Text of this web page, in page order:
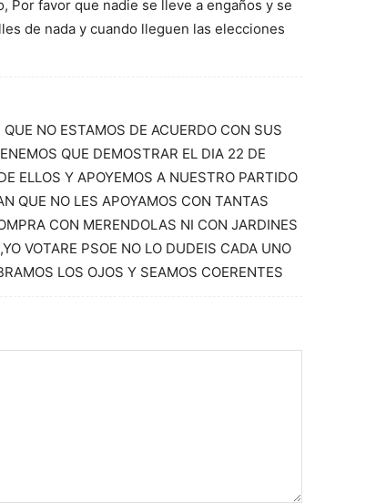
Por favor que nadie se lleve a engaños y se
de nada y cuando lleguen las elecciones
NO ESTAMOS DE ACUERDO CON SUS
QUE DEMOSTRAR EL DIA 22 DE
ELLOS Y APOYEMOS A NUESTRO PARTIDO
QUE NO LES APOYAMOS CON TANTAS
CON MERENDOLAS NI CON JARDINES
VOTARE PSOE NO LO DUDEIS CADA UNO
LOS OJOS Y SEAMOS COERENTES